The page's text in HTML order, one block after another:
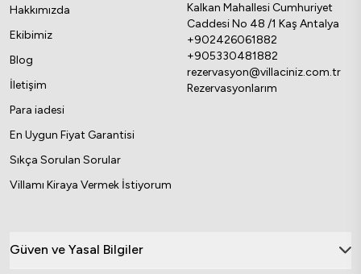
Hakkımızda
Ekibimiz
Blog
İletişim
Para iadesi
En Uygun Fiyat Garantisi
Sıkça Sorulan Sorular
Villamı Kiraya Vermek İstiyorum
Kalkan Mahallesi Cumhuriyet
Caddesi No 48 /1 Kaş Antalya
+902426061882
+905330481882
rezervasyon@villaciniz.com.tr
Rezervasyonlarım
Güven ve Yasal Bilgiler